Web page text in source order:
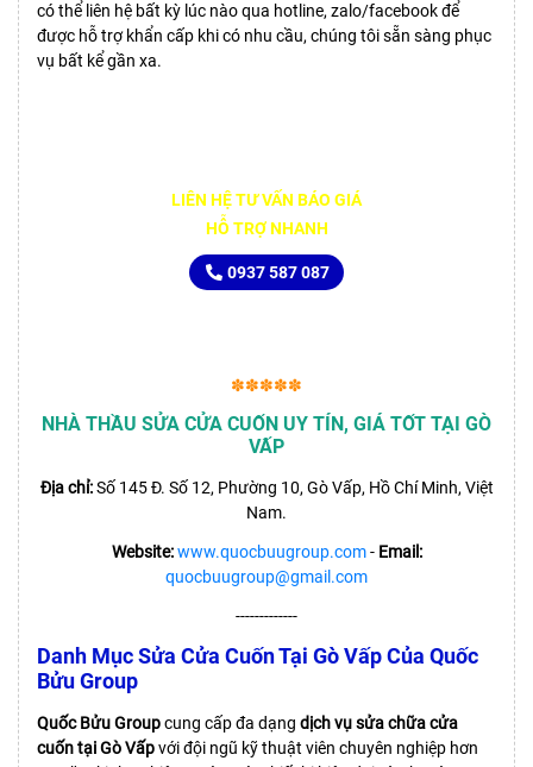
có thể liên hệ bất kỳ lúc nào qua hotline, zalo/facebook để
được hỗ trợ khẩn cấp khi có nhu cầu, chúng tôi sẵn sàng phục
vụ bất kể gần xa.
LIÊN HỆ TƯ VẤN BÁO GIÁ
HỖ TRỢ NHANH
0937 587 087
✽✽✽✽✽
NHÀ THẦU SỬA CỬA CUỐN UY TÍN, GIÁ TỐT TẠI GÒ
VẤP
Địa chỉ:Số 145 Đ. Số 12, Phường 10, Gò Vấp, Hồ Chí Minh, Việt
Nam.
Website: www.quocbuugroup.com- Email:
quocbuugroup@gmail.com
-------------
Danh Mục Sửa Cửa Cuốn Tại Gò Vấp Của Quốc
Bửu Group
Quốc Bửu Groupcung cấp đa dạng dịch vụ sửa chữa cửa
cuốn tại Gò Vấpvới đội ngũ kỹ thuật viên chuyên nghiệp hơn